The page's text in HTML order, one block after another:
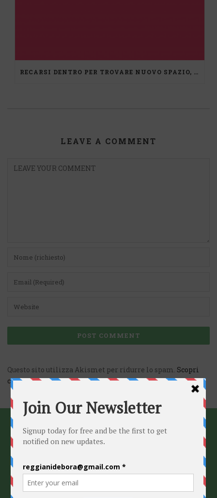
RECARSI DENTRO PER TROVARE NUOVO SPAZIO, UN PERCORSO DI MEDIAZIONE
LEAVE A COMMENT
Questo sito utilizza Akismet per ridurre lo spam. Scopri
come vengono elaborati i dati derivati dai commenti.